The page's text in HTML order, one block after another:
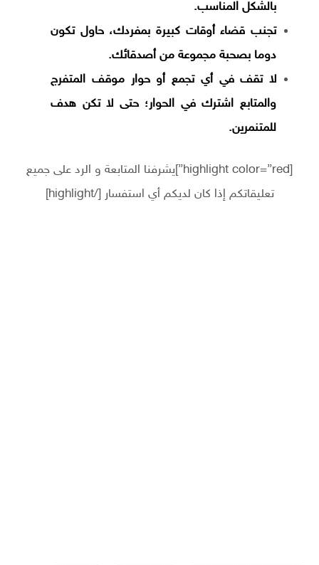
بالشكل المناسب.
تجنب قضاء أوقات كبيرة بمفردك، حاول تكون
دوما بصحبة مجموعة من أصدقائك.
لا تقف في أي تجمع أو حوار موقف المتفرج
والمتابع اشترك في الحوار؛ حتى لا تكن هدف
للمتنمرين.
[highlight color=”red”]يشرفنا المتابعة و الرد على جميع
تعليقاتكم إذا كان لديكم أي استفسار [/highlight]